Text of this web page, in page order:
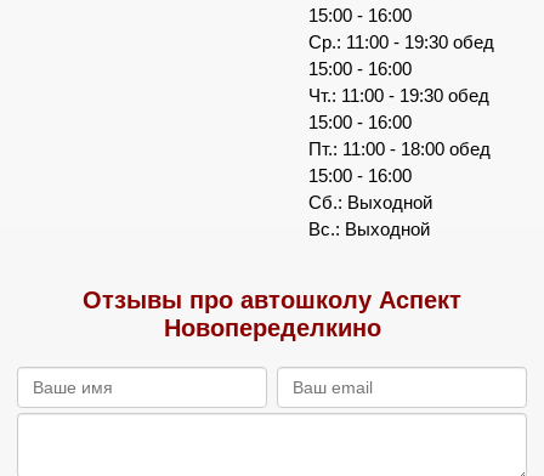
15:00 - 16:00
Ср.: 11:00 - 19:30 обед
15:00 - 16:00
Чт.: 11:00 - 19:30 обед
15:00 - 16:00
Пт.: 11:00 - 18:00 обед
15:00 - 16:00
Сб.: Выходной
Вс.: Выходной
Отзывы про автошколу Аспект
Новопеределкино